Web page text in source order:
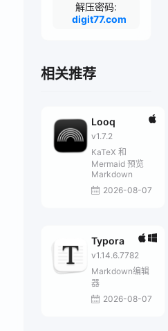
解压密码:
digit77.com
相关推荐
Looq
v1.7.2
KaTeX 和
Mermaid 预览
Markdown
2026-08-07
Typora
v1.14.6.7782
Markdown编辑
器
2026-08-07